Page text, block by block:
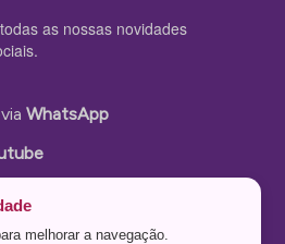
as nossas novidades
WhatsApp
melhorar a navegação.